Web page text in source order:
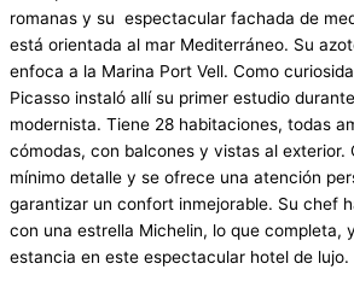
romanas y su espectacular fachada de
está orientada al mar Mediterráneo. Su
enfoca a la Marina Port Vell. Como
Picasso instaló allí su primer estudio
modernista. Tiene 28 habitaciones, todas
cómodas, con balcones y vistas al exterior.
mínimo detalle y se ofrece una atención
garantizar un confort inmejorable. Su chef
con una estrella Michelin, lo que completa,
estancia en este espectacular hotel de lujo.